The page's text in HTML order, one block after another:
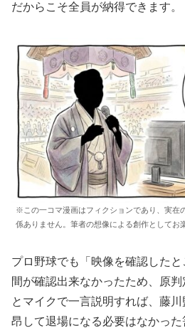
だからこそ全員が納得できます。
※この一コマ漫画はフィクションであり、実在
係ありません。筆者の想像による創作としてお
プロ野球でも「映像を確認した
間が確認出来なかったため、原判
とマイクで一言説明すれば、藤
昂して退場になる必要はなかった